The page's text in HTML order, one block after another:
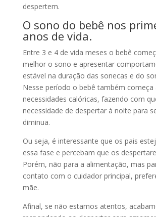
despertem.
O sono do bebê nos
anos de vida.
Entre 3 e 4 de vida meses o bebê
melhor o sono e apresentar
estável na duração das sonecas e do
Nesse período o bebê também começa
necessidades calóricas, fazendo com
necessidade de despertar à noite para
diminua.
Ou seja, é interessante que os pais
essa fase e percebam que os
Porém, não para a alimentação, mas
contato com o cuidador principal,
mãe.
Afinal, se não estamos atentos,